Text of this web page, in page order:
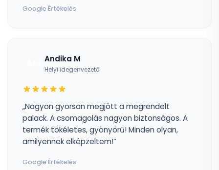
Google Értékelés
Andika M
Helyi idegenvezető
„Nagyon gyorsan megjött a megrendelt
palack. A csomagolás nagyon biztonságos. A
termék tökéletes, gyönyörű! Minden olyan,
amilyennek elképzeltem!”
Google Értékelés